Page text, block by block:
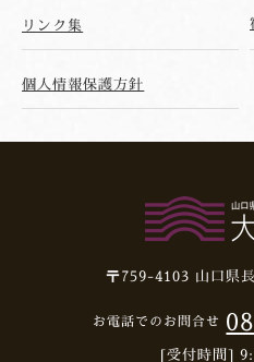
リンク集
個人情報保護方針
〒759-4103 山口県
お電話でのお問合せ
[受付時間]